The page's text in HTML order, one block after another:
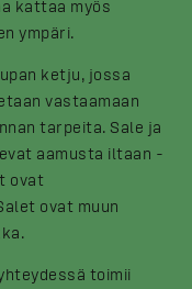
kattaa myös
ympäri.
ketju, jossa
vastaamaan
tarpeita. Sale ja
aamusta iltaan -
ovat
ovat muun
toimii